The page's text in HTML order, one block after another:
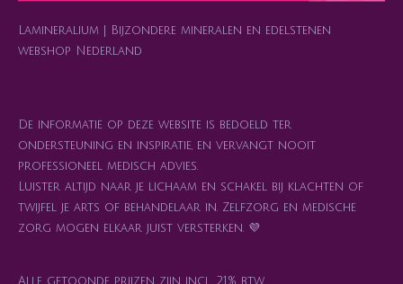
Lamineralium | Bijzondere mineralen en edelstenen
webshop Nederland
De informatie op deze website is bedoeld ter
ondersteuning en inspiratie, en vervangt nooit
professioneel medisch advies.
Luister altijd naar je lichaam en schakel bij klachten of
twijfel je arts of behandelaar in. Zelfzorg en medische
zorg mogen elkaar juist versterken. 💜
Alle getoonde prijzen zijn incl. 21% btw